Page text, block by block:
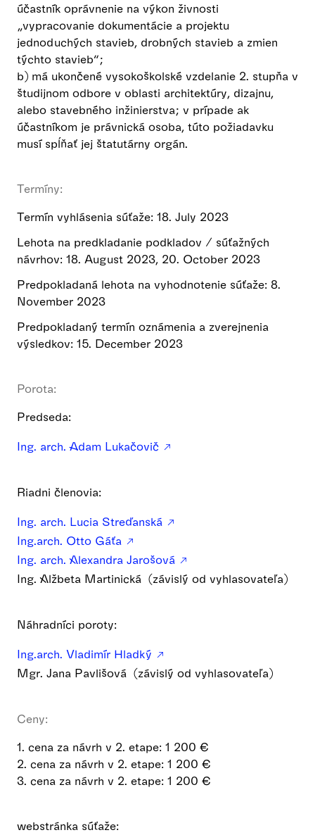
účastník oprávnenie na výkon živnosti
„vypracovanie dokumentácie a projektu
jednoduchých stavieb, drobných stavieb a zmien
týchto stavieb“;
b) má ukončené vysokoškolské vzdelanie 2. stupňa v
študijnom odbore v oblasti architektúry, dizajnu,
alebo stavebného inžinierstva; v prípade ak
účastníkom je právnická osoba, túto požiadavku
musí spĺňať jej štatutárny orgán.
Termíny:
Termín vyhlásenia súťaže: 18. July 2023
Lehota na predkladanie podkladov / súťažných
návrhov: 18. August 2023, 20. October 2023
Predpokladaná lehota na vyhodnotenie súťaže: 8.
November 2023
Predpokladaný termín oznámenia a zverejnenia
výsledkov: 15. December 2023
Porota:
Predseda:
Ing. arch. Adam Lukačovič
Riadni členovia:
Ing. arch. Lucia Streďanská
Ing.arch. Otto Gáťa
Ing. arch. Alexandra Jarošová
Ing. Alžbeta Martinická (závislý od vyhlasovateľa)
Náhradníci poroty:
Ing.arch. Vladimír Hladký
Mgr. Jana Pavlišová (závislý od vyhlasovateľa)
Ceny:
1. cena za návrh v 2. etape: 1 200 €
2. cena za návrh v 2. etape: 1 200 €
3. cena za návrh v 2. etape: 1 200 €
webstránka súťaže: